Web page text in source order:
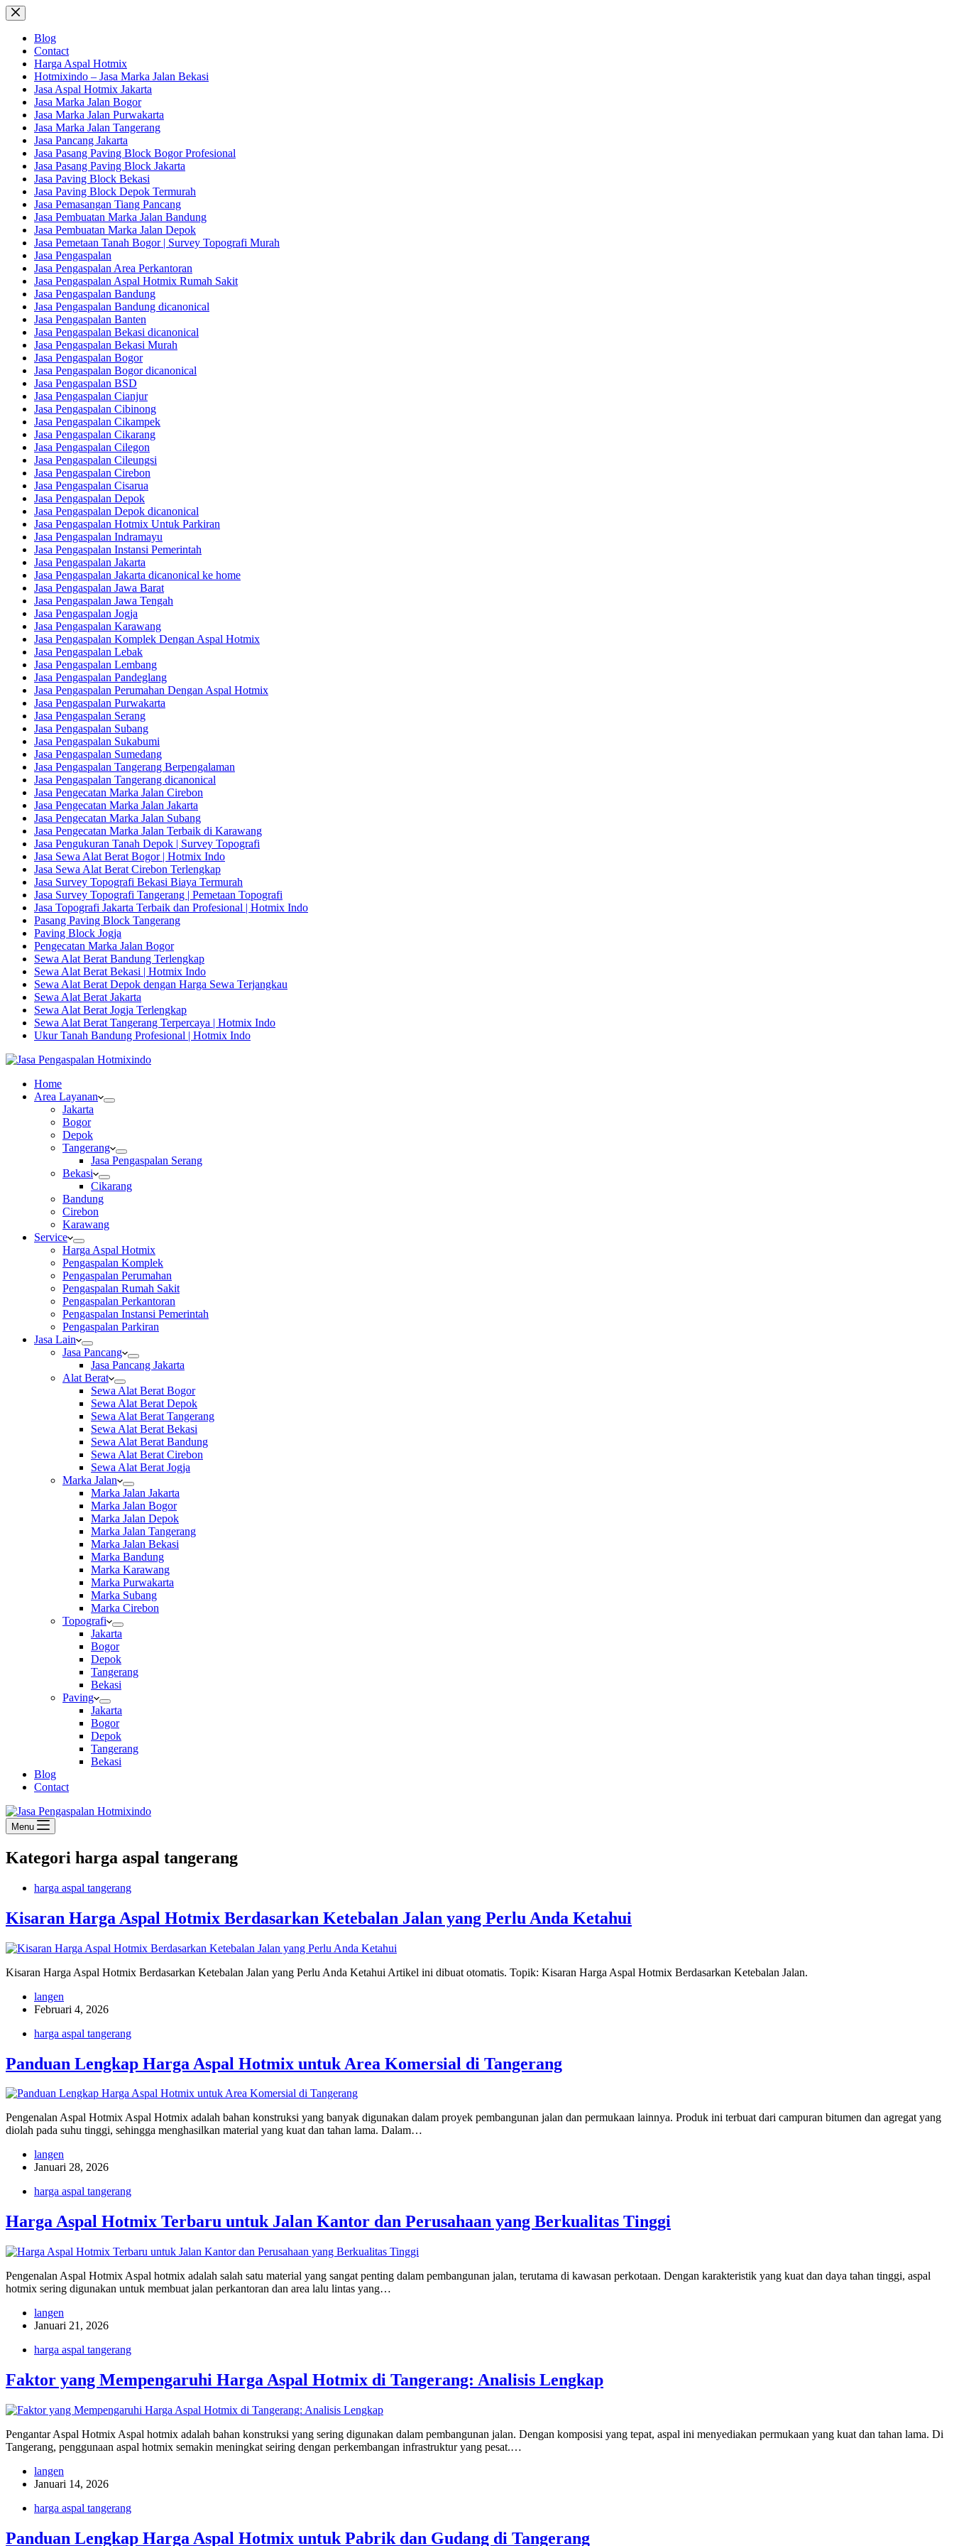
Skip
to
contentBlog
Contact
Harga Aspal Hotmix
Hotmixindo – Jasa Marka Jalan Bekasi
Jasa Aspal Hotmix Jakarta
Jasa Marka Jalan Bogor
Jasa Marka Jalan Purwakarta
Jasa Marka Jalan Tangerang
Jasa Pancang Jakarta
Jasa Pasang Paving Block Bogor Profesional
Jasa Pasang Paving Block Jakarta
Jasa Paving Block Bekasi
Jasa Paving Block Depok Termurah
Jasa Pemasangan Tiang Pancang
Jasa Pembuatan Marka Jalan Bandung
Jasa Pembuatan Marka Jalan Depok
Jasa Pemetaan Tanah Bogor | Survey Topografi Murah
Jasa Pengaspalan
Jasa Pengaspalan Area Perkantoran
Jasa Pengaspalan Aspal Hotmix Rumah Sakit
Jasa Pengaspalan Bandung
Jasa Pengaspalan Bandung dicanonical
Jasa Pengaspalan Banten
Jasa Pengaspalan Bekasi dicanonical
Jasa Pengaspalan Bekasi Murah
Jasa Pengaspalan Bogor
Jasa Pengaspalan Bogor dicanonical
Jasa Pengaspalan BSD
Jasa Pengaspalan Cianjur
Jasa Pengaspalan Cibinong
Jasa Pengaspalan Cikampek
Jasa Pengaspalan Cikarang
Jasa Pengaspalan Cilegon
Jasa Pengaspalan Cileungsi
Jasa Pengaspalan Cirebon
Jasa Pengaspalan Cisarua
Jasa Pengaspalan Depok
Jasa Pengaspalan Depok dicanonical
Jasa Pengaspalan Hotmix Untuk Parkiran
Jasa Pengaspalan Indramayu
Jasa Pengaspalan Instansi Pemerintah
Jasa Pengaspalan Jakarta
Jasa Pengaspalan Jakarta dicanonical ke home
Jasa Pengaspalan Jawa Barat
Jasa Pengaspalan Jawa Tengah
Jasa Pengaspalan Jogja
Jasa Pengaspalan Karawang
Jasa Pengaspalan Komplek Dengan Aspal Hotmix
Jasa Pengaspalan Lebak
Jasa Pengaspalan Lembang
Jasa Pengaspalan Pandeglang
Jasa Pengaspalan Perumahan Dengan Aspal Hotmix
Jasa Pengaspalan Purwakarta
Jasa Pengaspalan Serang
Jasa Pengaspalan Subang
Jasa Pengaspalan Sukabumi
Jasa Pengaspalan Sumedang
Jasa Pengaspalan Tangerang Berpengalaman
Jasa Pengaspalan Tangerang dicanonical
Jasa Pengecatan Marka Jalan Cirebon
Jasa Pengecatan Marka Jalan Jakarta
Jasa Pengecatan Marka Jalan Subang
Jasa Pengecatan Marka Jalan Terbaik di Karawang
Jasa Pengukuran Tanah Depok | Survey Topografi
Jasa Sewa Alat Berat Bogor | Hotmix Indo
Jasa Sewa Alat Berat Cirebon Terlengkap
Jasa Survey Topografi Bekasi Biaya Termurah
Jasa Survey Topografi Tangerang | Pemetaan Topografi
Jasa Topografi Jakarta Terbaik dan Profesional | Hotmix Indo
Pasang Paving Block Tangerang
Paving Block Jogja
Pengecatan Marka Jalan Bogor
Sewa Alat Berat Bandung Terlengkap
Sewa Alat Berat Bekasi | Hotmix Indo
Sewa Alat Berat Depok dengan Harga Sewa Terjangkau
Sewa Alat Berat Jakarta
Sewa Alat Berat Jogja Terlengkap
Sewa Alat Berat Tangerang Terpercaya | Hotmix Indo
Ukur Tanah Bandung Profesional | Hotmix Indo
Home
Area Layanan
Jakarta
Bogor
Depok
Tangerang
Jasa Pengaspalan Serang
Bekasi
Cikarang
Bandung
Cirebon
Karawang
Service
Harga Aspal Hotmix
Pengaspalan Komplek
Pengaspalan Perumahan
Pengaspalan Rumah Sakit
Pengaspalan Perkantoran
Pengaspalan Instansi Pemerintah
Pengaspalan Parkiran
Jasa Lain
Jasa Pancang
Jasa Pancang Jakarta
Alat Berat
Sewa Alat Berat Bogor
Sewa Alat Berat Depok
Sewa Alat Berat Tangerang
Sewa Alat Berat Bekasi
Sewa Alat Berat Bandung
Sewa Alat Berat Cirebon
Sewa Alat Berat Jogja
Marka Jalan
Marka Jalan Jakarta
Marka Jalan Bogor
Marka Jalan Depok
Marka Jalan Tangerang
Marka Jalan Bekasi
Marka Bandung
Marka Karawang
Marka Purwakarta
Marka Subang
Marka Cirebon
Topografi
Jakarta
Bogor
Depok
Tangerang
Bekasi
Paving
Jakarta
Bogor
Depok
Tangerang
Bekasi
Blog
Contact
Menu
Kategori harga aspal tangerang
harga aspal tangerang
Kisaran Harga Aspal Hotmix Berdasarkan Ketebalan Jalan yang Perlu Anda Ketahui
Kisaran Harga Aspal Hotmix Berdasarkan Ketebalan Jalan yang Perlu Anda Ketahui Artikel ini dibuat otomatis. Topik: Kisaran Harga Aspal Hotmix Berdasarkan Ketebalan Jalan.
langen
Februari 4, 2026
harga aspal tangerang
Panduan Lengkap Harga Aspal Hotmix untuk Area Komersial di Tangerang
Pengenalan Aspal Hotmix Aspal Hotmix adalah bahan konstruksi yang banyak digunakan dalam proyek pembangunan jalan dan permukaan lainnya. Produk ini terbuat dari campuran bitumen dan agregat yang
diolah pada suhu tinggi, sehingga menghasilkan material yang kuat dan tahan lama. Dalam…
langen
Januari 28, 2026
harga aspal tangerang
Harga Aspal Hotmix Terbaru untuk Jalan Kantor dan Perusahaan yang Berkualitas Tinggi
Pengenalan Aspal Hotmix Aspal hotmix adalah salah satu material yang sangat penting dalam pembangunan jalan, terutama di kawasan perkotaan. Dengan karakteristik yang kuat dan daya tahan tinggi, aspal
hotmix sering digunakan untuk membuat jalan perkantoran dan area lalu lintas yang…
langen
Januari 21, 2026
harga aspal tangerang
Faktor yang Mempengaruhi Harga Aspal Hotmix di Tangerang: Analisis Lengkap
Pengantar Aspal Hotmix Aspal hotmix adalah bahan konstruksi yang sering digunakan dalam pembangunan jalan. Dengan komposisi yang tepat, aspal ini menyediakan permukaan yang kuat dan tahan lama. Di
Tangerang, penggunaan aspal hotmix semakin meningkat seiring dengan perkembangan infrastruktur yang pesat.…
langen
Januari 14, 2026
harga aspal tangerang
Panduan Lengkap Harga Aspal Hotmix untuk Pabrik dan Gudang di Tangerang